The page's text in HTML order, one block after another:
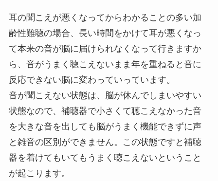
耳の聞こえが悪くなってからわかることの多い加
齢性難聴の場合、長い時間をかけて耳が悪くなっ
て本来の音が脳に届けられなくなって行きますか
ら、音がうまく聴こえないまま年を重ねると音に
反応できない脳に変わっていっています。
音が聞こえない状態は、脳が休んでしまいやすい
状態なので、補聴器で小さくて聴こえなかった音
を大きな音を出しても脳がうまく機能できずに声
と雑音の区別ができません。この状態ですと補聴
器を着けてもいてもうまく聴こえないということ
が起こります。